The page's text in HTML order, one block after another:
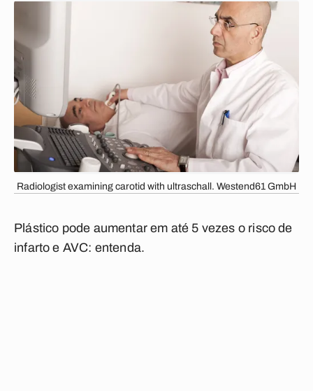
Radiologist examining carotid with ultraschall. Westend61 GmbH
Plástico pode aumentar em até 5 vezes o risco de
infarto e AVC: entenda.